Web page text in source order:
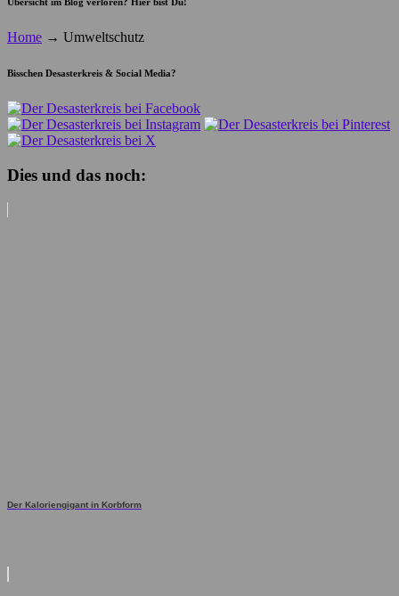
Home → Umweltschutz
Bisschen Desasterkreis & Social Media?
Dies und das noch:
Der Kaloriengigant in Korbform